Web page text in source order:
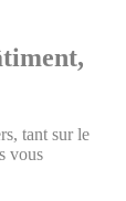
tant sur le
vous